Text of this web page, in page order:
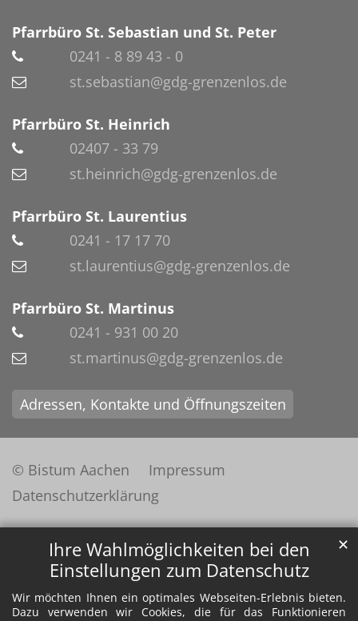
Ihre Wahlmöglichkeiten bei den
Einstellungen zum Datenschutz
Wir möchten Ihnen ein optimales Webseiten-Erlebnis bieten.
Dazu verwenden wir Cookies, die für das Funktionieren
✕
Pfarrbüro St. Sebastian und St. Peter
0241 - 8 89 43 - 0
st.sebastian@gdg-grenzenlos.de
Pfarrbüro St. Heinrich
02407 - 33 79
st.heinrich@gdg-grenzenlos.de
Pfarrbüro St. Laurentius
0241 - 17 17 70
st.laurentius@gdg-grenzenlos.de
Pfarrbüro St. Martinus
0241 - 931 00 20
st.martinus@gdg-grenzenlos.de
Adressen, Kontakte und Öffnungszeiten
© Bistum Aachen
Impressum
Datenschutzerklärung